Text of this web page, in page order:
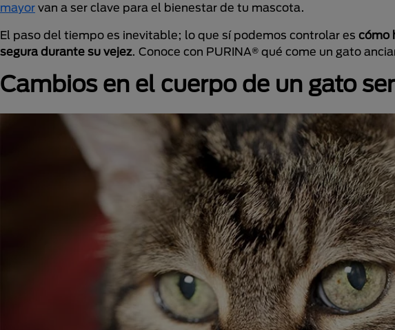
mayor van a ser clave para el bienestar de tu mascota.
El paso del tiempo es inevitable; lo que sí podemos controlar es cómo
segura durante su vejez. Conoce con PURINA® qué come un gato
Cambios en el cuerpo de un gato